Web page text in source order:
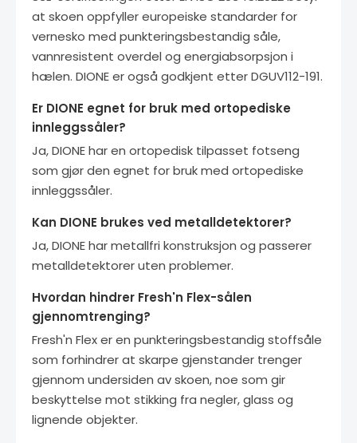
at skoen oppfyller europeiske standarder for
vernesko med punkteringsbestandig såle,
vannresistent overdel og energiabsorpsjon i
hælen. DIONE er også godkjent etter DGUV112-191.
Er DIONE egnet for bruk med ortopediske
innleggssåler?
Ja, DIONE har en ortopedisk tilpasset fotseng
som gjør den egnet for bruk med ortopediske
innleggssåler.
Kan DIONE brukes ved metalldetektorer?
Ja, DIONE har metallfri konstruksjon og passerer
metalldetektorer uten problemer.
Hvordan hindrer Fresh'n Flex-sålen
gjennomtrenging?
Fresh'n Flex er en punkteringsbestandig stoffsåle
som forhindrer at skarpe gjenstander trenger
gjennom undersiden av skoen, noe som gir
beskyttelse mot stikking fra negler, glass og
lignende objekter.